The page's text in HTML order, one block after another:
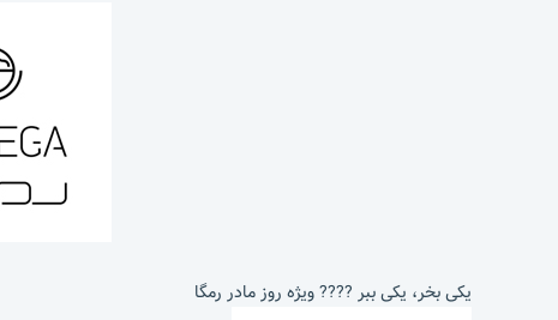
یکی بخر، یکی ببر ???? ویژه روز مادر رمگا